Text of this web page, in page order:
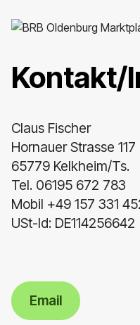
Kontakt/
Claus Fischer
Hornauer Strasse 117
65779 Kelkheim/Ts.
Tel. 06195 672 783
Mobil +49 157 331
USt-Id: DE114256642
Email